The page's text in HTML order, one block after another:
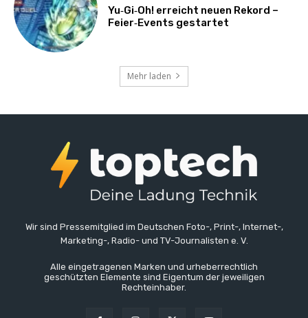
Yu‑Gi‑Oh! erreicht neuen Rekord –
Feier‑Events gestartet
Mehr laden
Wir sind Pressemitglied im Deutschen Foto-, Print-, Internet-,
Marketing-, Radio- und TV-Journalisten e. V.
Alle eingetragenen Marken und urheberrechtlich
geschützten Elemente sind Eigentum der jeweiligen
Rechteinhaber.